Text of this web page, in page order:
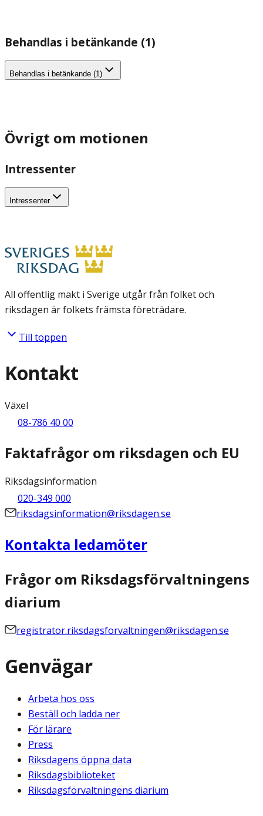
Behandlas i betänkande (1)
Behandlas i betänkande (1)
Övrigt om motionen
Intressenter
Intressenter
All offentlig makt i Sverige utgår från folket och
riksdagen är folkets främsta företrädare.
Till toppen
Kontakt
Växel
08-786 40 00
Faktafrågor om riksdagen och EU
Riksdagsinformation
020-349 000
riksdagsinformation@riksdagen.se
Kontakta ledamöter
Frågor om Riksdagsförvaltningens
diarium
registrator.riksdagsforvaltningen@riksdagen.se
Genvägar
Arbeta hos oss
Beställ och ladda ner
För lärare
Press
Riksdagens öppna data
Riksdagsbiblioteket
Riksdagsförvaltningens diarium